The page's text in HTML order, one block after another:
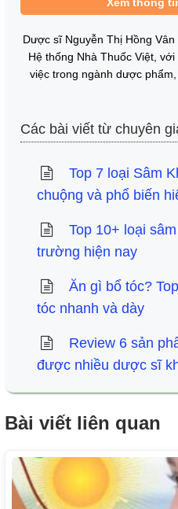
Xem thông
Dược sĩ Nguyễn Thị Hồng
Hệ thống Nhà Thuốc Việt,
việc trong ngành dược
Các bài viết từ chuyên
Top 7 loại Sâm
chuộng và phổ biến
Top 10+ loại
trường hiện nay
Ăn gì bổ tóc?
tóc nhanh và dày
Review 6 sản
được nhiều dược sĩ
Bài viết liên quan